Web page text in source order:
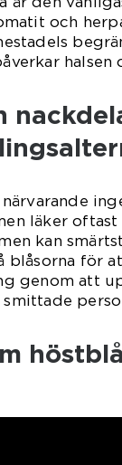
och
halsen
läker
kan
blåsorna för
genom att